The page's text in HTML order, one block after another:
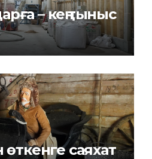
Кәсіпорындарға – кең тыныс
200 теңгемен өткенге саяхат